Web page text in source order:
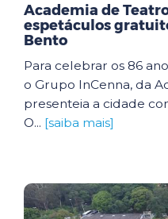
Academia de
espetáculos
Bento
Para celebrar os 86
o Grupo InCenna, da
presenteia a cidade
O... [saiba mais]